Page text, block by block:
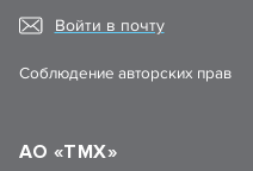
Войти в почту
Соблюдение авторских прав
АО «ТМХ»